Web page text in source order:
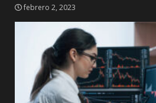
febrero 2, 2023